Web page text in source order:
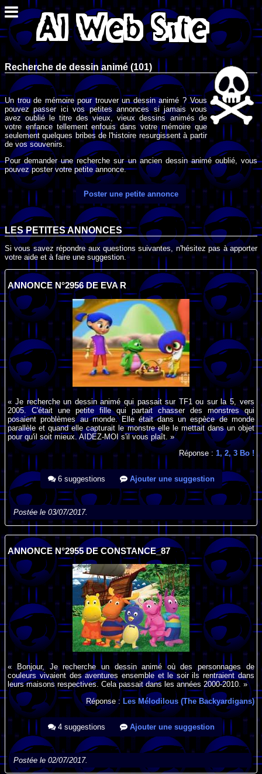
Recherche de dessin animé (101)
Un trou de mémoire pour trouver un dessin animé ? Vous
pouvez passer ici vos petites annonces si jamais vous
avez oublié le titre des vieux, vieux dessins animés de
votre enfance tellement enfouis dans votre mémoire que
seulement quelques bribes de l'histoire resurgissent à partir
de vos souvenirs.
Pour demander une recherche sur un ancien dessin animé oublié, vous
pouvez poster votre petite annonce.
Poster une petite annonce
LES PETITES ANNONCES
Si vous savez répondre aux questions suivantes, n'hésitez pas à apporter
votre aide et à faire une suggestion.
ANNONCE N°2956 DE EVA R
« Je recherche un dessin animé qui passait sur TF1 ou sur la 5, vers
2005. C'était une petite fille qui partait chasser des monstres qui
posaient problèmes au monde. Elle était dans un espèce de monde
parallèle et quand elle capturait le monstre elle le mettait dans un objet
pour qu'il soit mieux. AIDEZ-MOI s'il vous plaît. »
Réponse : 1, 2, 3 Bo !
6 suggestions Ajouter une suggestion
Postée le 03/07/2017.
ANNONCE N°2955 DE CONSTANCE_87
« Bonjour, Je recherche un dessin animé où des personnages de
couleurs vivaient des aventures ensemble et le soir ils rentraient dans
leurs maisons respectives. Cela passait dans les années 2000-2010. »
Réponse :Les Mélodilous (The Backyardigans)
4 suggestions Ajouter une suggestion
Postée le 02/07/2017.